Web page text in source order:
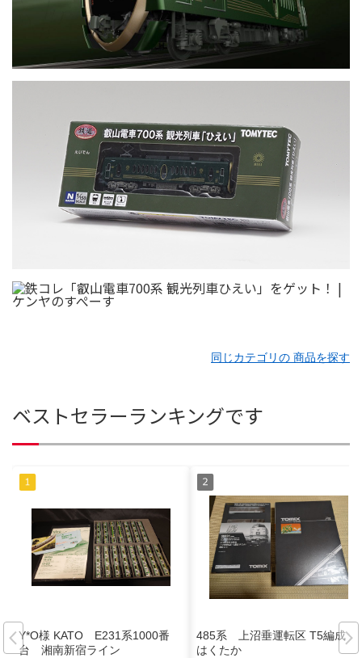
同じカテゴリの 商品を探す
ベストセラーランキングです
Y*O様 KATO E231系1000番
台 湘南新宿ライン
485系 上沼垂運転区 T5編成
はくたか